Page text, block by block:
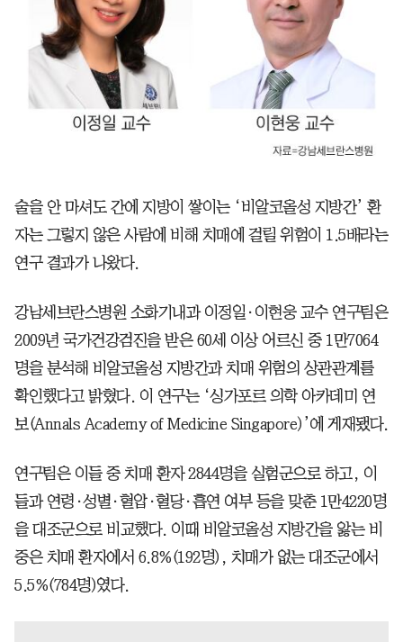
술을 안 마셔도 간에 지방이 쌓이는 ‘비알코올성 지방간’ 환
자는 그렇지 않은 사람에 비해 치매에 걸릴 위험이 1.5배라는
연구 결과가 나왔다.
강남세브란스병원 소화기내과 이정일·이현웅 교수 연구팀은
2009년 국가건강검진을 받은 60세 이상 어르신 중 1만7064
명을 분석해 비알코올성 지방간과 치매 위험의 상관관계를
확인했다고 밝혔다. 이 연구는 ‘싱가포르 의학 아카데미 연
보(Annals Academy of Medicine Singapore)’에 게재됐다.
연구팀은 이들 중 치매 환자 2844명을 실험군으로 하고, 이
들과 연령·성별·혈압·혈당·흡연 여부 등을 맞춘 1만4220명
을 대조군으로 비교했다. 이때 비알코올성 지방간을 앓는 비
중은 치매 환자에서 6.8%(192명), 치매가 없는 대조군에서
5.5%(784명)였다.